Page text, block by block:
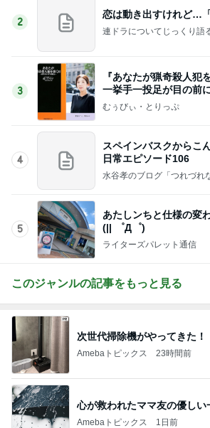
2
恋は動き出すけれど…
連ドラについてじっくり語
3
『あなたが猟奇殺人
一挙手一投足が目の前
むぅびぃ・とりっぷ
4
スペインバスクからこ
日常エピソード106
水谷孝のブログ「つれづれ
5
あたしンちと仕様の変
(|| ゜Д゜)
ライターズパレット通信
このジャンルの記事をもっと見る
次世代掃除機がやってきた！
Amebaトピックス 23時間前
心が救われたママ友の優しい
Amebaトピックス 1日前